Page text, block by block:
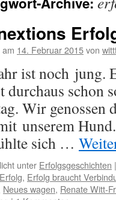
14. Februar 2015von
ist noch jung.
durchaus schon
Wir genossen
unserem
sich …
unter Erfolgsgeschichten |
Erfolg, Erfolg braucht
Neues wagen, Renate Witt-